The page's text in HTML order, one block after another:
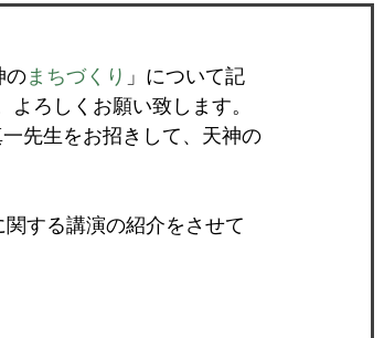
のまちづくり 」について記
ろしくお願い致します。
先生をお招きして、天神の
関する講演の紹介をさせて